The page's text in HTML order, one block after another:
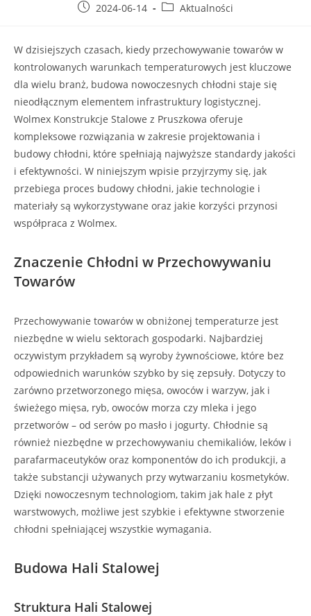
2024-06-14 Aktualności
W dzisiejszych czasach, kiedy przechowywanie towarów w
kontrolowanych warunkach temperaturowych jest kluczowe
dla wielu branż, budowa nowoczesnych chłodni staje się
nieodłącznym elementem infrastruktury logistycznej.
Wolmex Konstrukcje Stalowe z Pruszkowa oferuje
kompleksowe rozwiązania w zakresie projektowania i
budowy chłodni, które spełniają najwyższe standardy jakości
i efektywności. W niniejszym wpisie przyjrzymy się, jak
przebiega proces budowy chłodni, jakie technologie i
materiały są wykorzystywane oraz jakie korzyści przynosi
współpraca z Wolmex.
Znaczenie Chłodni w Przechowywaniu
Towarów
Przechowywanie towarów w obniżonej temperaturze jest
niezbędne w wielu sektorach gospodarki. Najbardziej
oczywistym przykładem są wyroby żywnościowe, które bez
odpowiednich warunków szybko by się zepsuły. Dotyczy to
zarówno przetworzonego mięsa, owoców i warzyw, jak i
świeżego mięsa, ryb, owoców morza czy mleka i jego
przetworów – od serów po masło i jogurty. Chłodnie są
również niezbędne w przechowywaniu chemikaliów, leków i
parafarmaceutyków oraz komponentów do ich produkcji, a
także substancji używanych przy wytwarzaniu kosmetyków.
Dzięki nowoczesnym technologiom, takim jak hale z płyt
warstwowych, możliwe jest szybkie i efektywne stworzenie
chłodni spełniającej wszystkie wymagania.
Budowa Hali Stalowej
Struktura Hali Stalowej